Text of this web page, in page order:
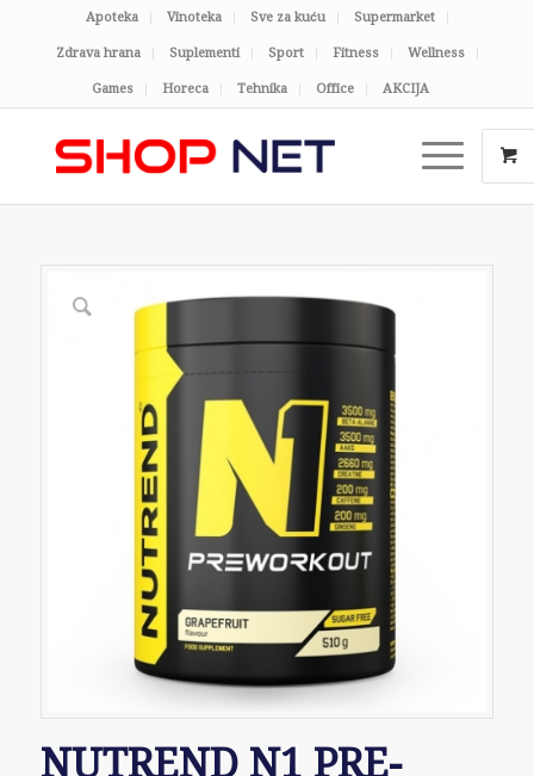
Apoteka Vinoteka Sve za kuću Supermarket
Zdrava hrana Suplementi Sport Fitness Wellness
Games Horeca Tehnika Office AKCIJA
NUTREND N1 PRE-